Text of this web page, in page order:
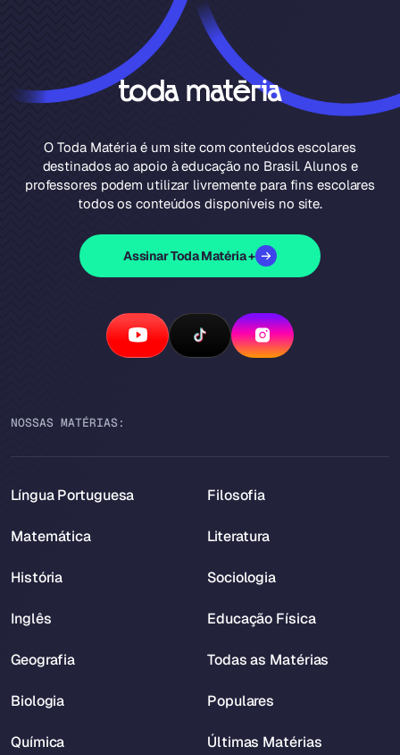
O Toda Matéria é um site com conteúdos escolares
destinados ao apoio à educação no Brasil. Alunos e
professores podem utilizar livremente para fins escolares
todos os conteúdos disponíveis no site.
Assinar Toda Matéria +
NOSSAS MATÉRIAS:
Língua Portuguesa
Matemática
História
Inglês
Geografia
Biologia
Química
Filosofia
Literatura
Sociologia
Educação Física
Todas as Matérias
Populares
Últimas Matérias